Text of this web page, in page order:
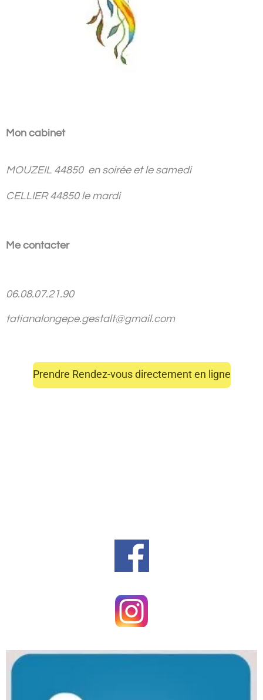
Mon cabinet
MOUZEIL 44850 en soirée et le samedi
CELLIER 44850 le mardi
Me contacter
06.08.07.21.90
tatianalongepe.gestalt@gmail.com
Prendre Rendez-vous directement en ligne